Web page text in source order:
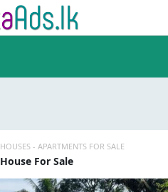
HOUSES - APARTMENTS FOR SALE
House For Sale